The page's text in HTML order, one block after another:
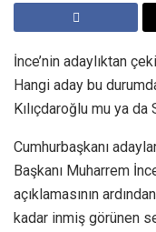
İnce’nin adaylıktan
Hangi aday bu
Kılıçdaroğlu mu ya da
Cumhurbaşkanı
Başkanı Muharrem
açıklamasının
kadar inmiş görünen